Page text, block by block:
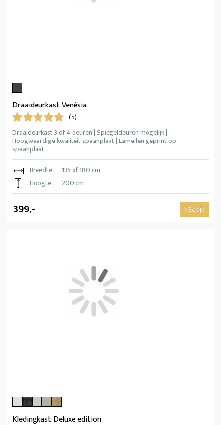
Draaideurkast Venèsia
(5)
Draaideurkast 3 of 4 deuren | Spiegeldeuren mogelijk |
Hoogwaardige kwaliteit spaanplaat | Lamellen geprint op
spaanplaat
Breedte:
135 of 180 cm
Hoogte:
200 cm
399,- Bekijk
Kledingkast Deluxe edition